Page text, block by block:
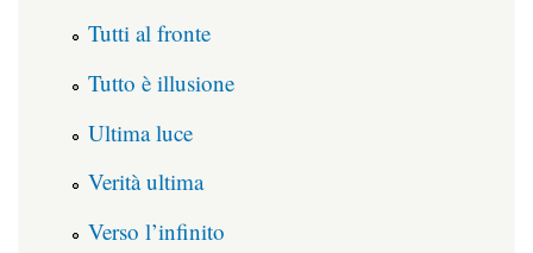
Tutti al fronte
Tutto è illusione
Ultima luce
Verità ultima
Verso l’infinito